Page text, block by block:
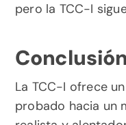
pero la TCC-I
Conclusión
La TCC-I ofrece
probado hacia un